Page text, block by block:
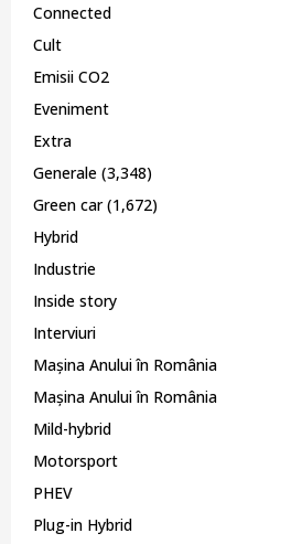
Connected
Cult
Emisii CO2
Eveniment
Extra
Generale (3,348)
Green car(1,672)
Hybrid
Industrie
Inside story
Interviuri
Mașina Anului în România
Mașina Anului în România
Mild-hybrid
Motorsport
PHEV
Plug-in Hybrid